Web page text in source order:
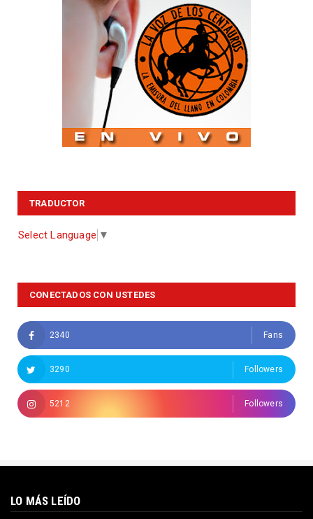
TRADUCTOR
Select Language ▼
CONECTADOS CON USTEDES
2340 Fans
3290 Followers
5212 Followers
LO MÁS LEÍDO